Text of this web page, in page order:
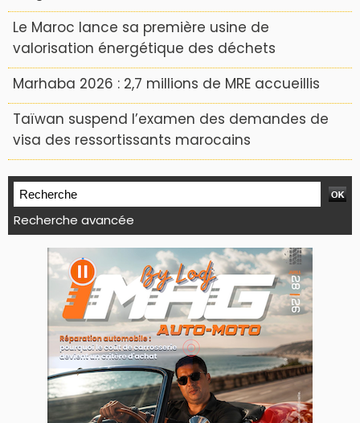
Le Maroc lance sa première usine de
valorisation énergétique des déchets
Marhaba 2026 : 2,7 millions de MRE accueillis
Taïwan suspend l’examen des demandes de
visa des ressortissants marocains
Recherche avancée